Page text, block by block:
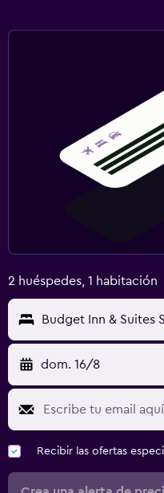
2 huéspedes, 1 habitación
Budget Inn & Suites
dom. 16/8
Recibir las ofertas